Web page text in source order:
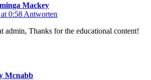
Mackey
0:58 Antworten
admin, Thanks for the educational content!
Mcnabb